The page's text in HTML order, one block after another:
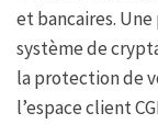
et bancaires.
système de
la protection de
l’espace client